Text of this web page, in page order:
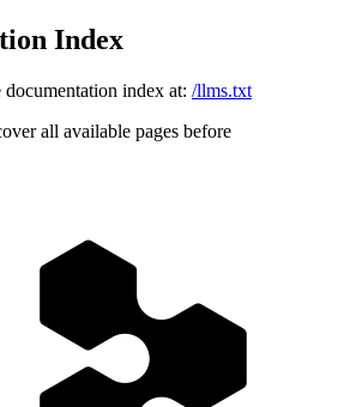
Index
documentation index at: /llms.txt
all available pages before